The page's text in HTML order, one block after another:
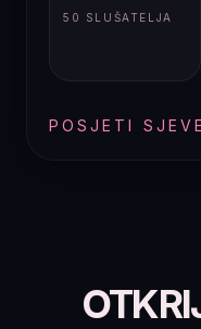
50 SLUŠATELJA
POSJETI